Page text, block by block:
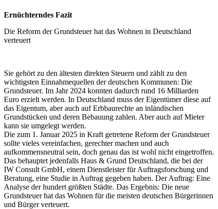
Ernüchterndes Fazit
Die Reform der Grundsteuer hat das Wohnen in Deutschland
verteuert
Sie gehört zu den ältesten direkten Steuern und zählt zu den
wichtigsten Einnahmequellen der deutschen Kommunen: Die
Grundsteuer. Im Jahr 2024 konnten dadurch rund 16 Milliarden
Euro erzielt werden. In Deutschland muss der Eigentümer diese auf
das Eigentum, aber auch auf Erbbaurechte an inländischen
Grundstücken und deren Bebauung zahlen. Aber auch auf Mieter
kann sie umgelegt werden.
Die zum 1. Januar 2025 in Kraft getretene Reform der Grundsteuer
sollte vieles vereinfachen, gerechter machen und auch
aufkommensneutral sein, doch genau das ist wohl nicht eingetroffen.
Das behauptet jedenfalls Haus & Grund Deutschland, die bei der
IW Consult GmbH, einem Dienstleister für Auftragsforschung und
Beratung, eine Studie in Auftrag gegeben haben. Der Auftrag: Eine
Analyse der hundert größten Städte. Das Ergebnis: Die neue
Grundsteuer hat das Wohnen für die meisten deutschen Bürgerinnen
und Bürger verteuert.